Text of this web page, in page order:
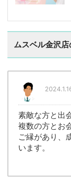
ムスベル金沢店
素敵な方と出
複数の方とお
ご縁があり、
います。